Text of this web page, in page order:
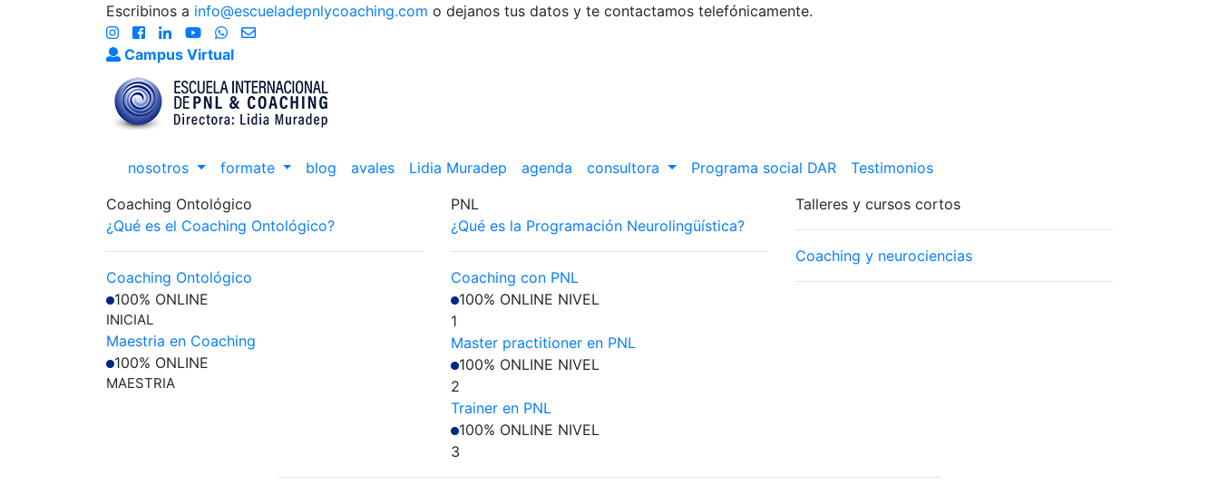
Escribinos a info@escueladepnlycoaching.com o dejanos tus datos y te contactamos telefónicamente.
Campus Virtual
nosotros formate blog avales Lidia Muradep agenda consultora Programa social DAR
Testimonios
Coaching Ontológico
¿Qué es el Coaching Ontológico?
Coaching Ontológico
100% ONLINE
INICIAL
Maestria en Coaching
100% ONLINE
MAESTRIA
PNL
¿Qué es la Programación Neurolingüística?
Coaching con PNL
100% ONLINE NIVEL
1
Master practitioner en PNL
100% ONLINE NIVEL
2
Trainer en PNL
100% ONLINE NIVEL
3
Talleres y cursos cortos
Coaching y neurociencias